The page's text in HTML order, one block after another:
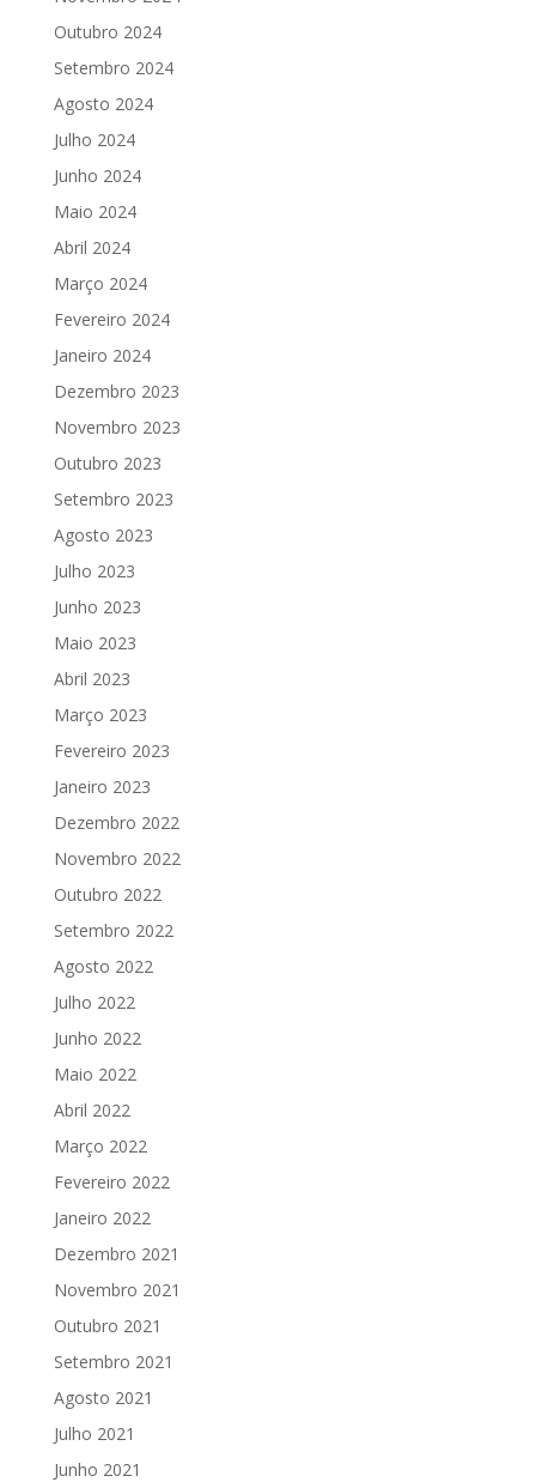
Outubro 2024
Setembro 2024
Agosto 2024
Julho 2024
Junho 2024
Maio 2024
Abril 2024
Março 2024
Fevereiro 2024
Janeiro 2024
Dezembro 2023
Novembro 2023
Outubro 2023
Setembro 2023
Agosto 2023
Julho 2023
Junho 2023
Maio 2023
Abril 2023
Março 2023
Fevereiro 2023
Janeiro 2023
Dezembro 2022
Novembro 2022
Outubro 2022
Setembro 2022
Agosto 2022
Julho 2022
Junho 2022
Maio 2022
Abril 2022
Março 2022
Fevereiro 2022
Janeiro 2022
Dezembro 2021
Novembro 2021
Outubro 2021
Setembro 2021
Agosto 2021
Julho 2021
Junho 2021